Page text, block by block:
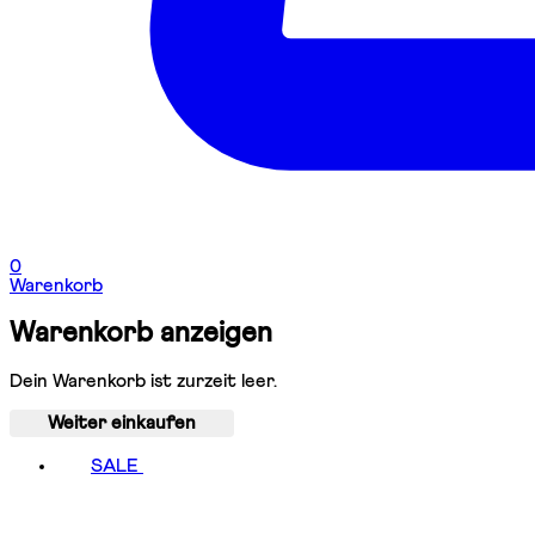
0
Warenkorb
Warenkorb anzeigen
Dein Warenkorb ist zurzeit leer.
Weiter einkaufen
SALE